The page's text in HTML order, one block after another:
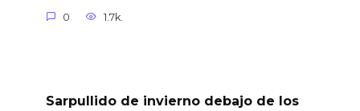
0 1.7k.
Sarpullido de invierno debajo de los